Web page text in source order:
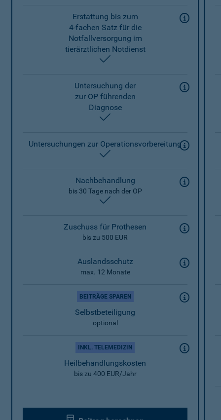
Erstattung bis zum
4-fachen Satz für die
Notfallversorgung im
tierärztlichen Notdienst
Untersuchung der
zur OP führenden
Diagnose
Untersuchungen zur Operationsvorbereitung
Nachbehandlung
bis 30 Tage nach der OP
Zuschuss für Prothesen
bis zu 500 EUR
Auslandsschutz
max. 12 Monate
BEITRÄGE SPAREN
Selbstbeteiligung
optional
INKL. TELEMEDIZIN
Heilbehandlungskosten
bis zu 400 EUR/Jahr